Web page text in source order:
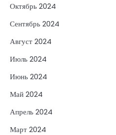
Октябрь 2024
Сентябрь 2024
Август 2024
Июль 2024
Июнь 2024
Май 2024
Апрель 2024
Март 2024